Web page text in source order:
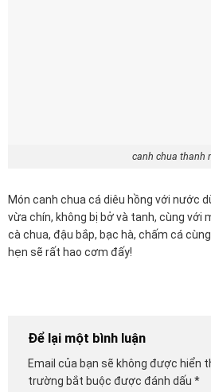
canh chua thanh
Món canh chua cá diêu hồng với nước
vừa chín, không bị bở và tanh, cùng với
cà chua, đậu bắp, bạc hà, chấm cá
hẹn sẽ rất hao cơm đấy!
Để lại một bình luận
Email của bạn sẽ không được hiển
trường bắt buộc được đánh dấu *